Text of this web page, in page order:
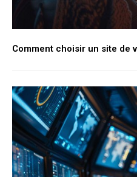
Comment choisir un site de